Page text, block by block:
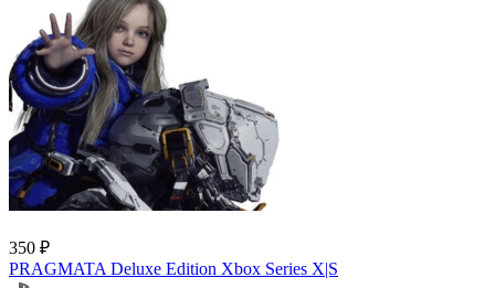
350 ₽
PRAGMATA Deluxe Edition Xbox Series X|S